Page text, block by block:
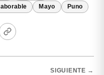
Mayo Puno
SIGUIENTE →